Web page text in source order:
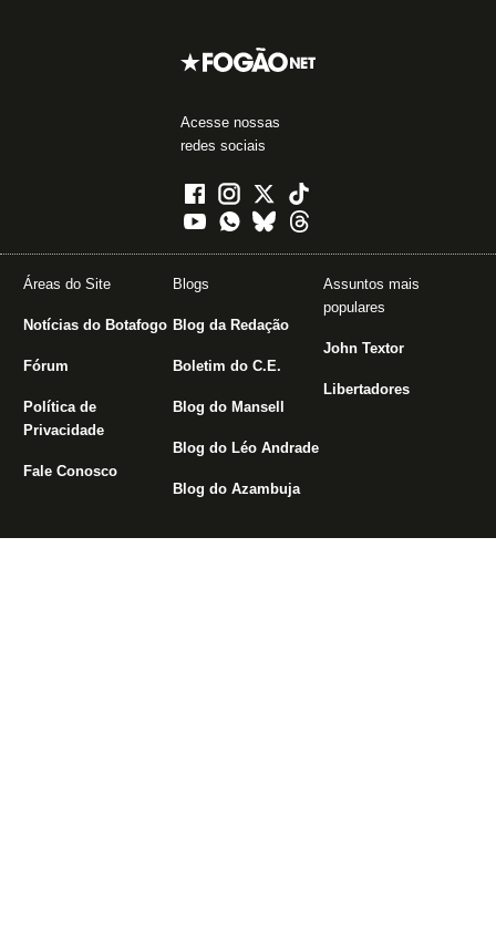
Acesse nossas
redes sociais
Áreas do Site
Notícias do Botafogo
Fórum
Política de
Privacidade
Fale Conosco
Blogs
Blog da Redação
Boletim do C.E.
Blog do Mansell
Blog do Léo Andrade
Blog do Azambuja
Assuntos mais
populares
John Textor
Libertadores